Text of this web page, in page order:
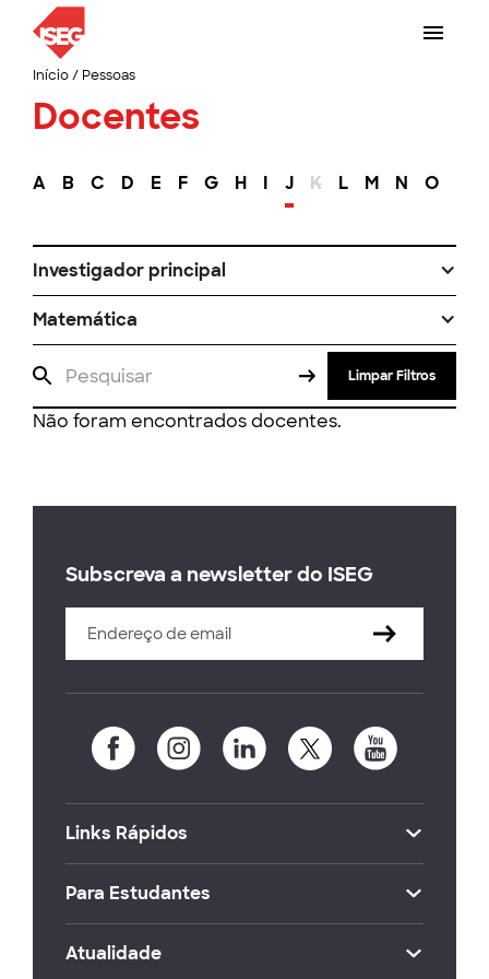
Início/ Pessoas
Docentes
A B C D E F G H I J K L M N O
Investigador principal
Matemática
Limpar Filtros
Não foram encontrados docentes.
Subscreva a newsletter do ISEG
Links Rápidos
Para Estudantes
Atualidade